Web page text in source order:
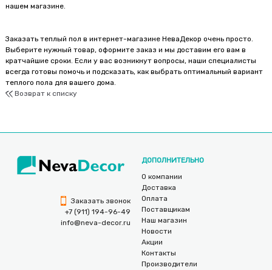
нашем магазине.
Заказать теплый пол в интернет-магазине НеваДекор очень просто.
Выберите нужный товар, оформите заказ и мы доставим его вам в
кратчайшие сроки. Если у вас возникнут вопросы, наши специалисты
всегда готовы помочь и подсказать, как выбрать оптимальный вариант
теплого пола для вашего дома.
Возврат к списку
Заказать звонок
+7 (911) 194-96-49
info@neva-decor.ru
ДОПОЛНИТЕЛЬНО
О компании
Доставка
Оплата
Поставщикам
Наш магазин
Новости
Акции
Контакты
Производители